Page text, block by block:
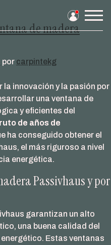
de madera
por carpintekg
innovación y la pasión por
una ventana de
y eficientes del
de años de
ha conseguido obtener el
el más riguroso a nivel
energética.
Passivhaus y por
garantizan un alto
una buena calidad del
Estas ventanas